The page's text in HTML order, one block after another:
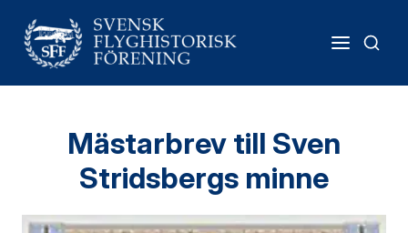
Mästarbrev till Sven
Stridsbergs minne